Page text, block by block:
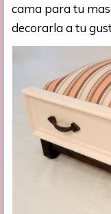
cama para tu
decorarla a tu